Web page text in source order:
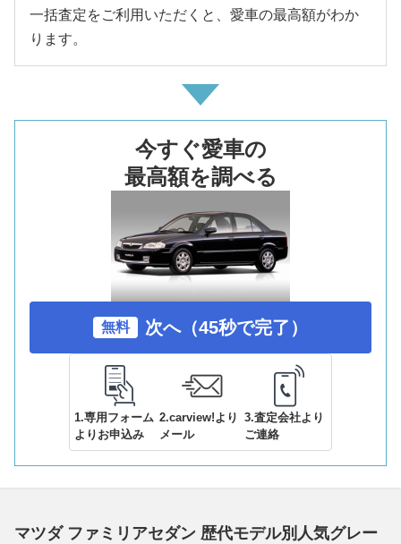
一括査定をご利用いただくと、愛車の最高額がわか
ります。
今すぐ愛車の
最高額を調べる
無料 次へ（45秒で完了）
1.専用フォーム
よりお申込み
2.carview!より
メール
3.査定会社より
ご連絡
マツダ ファミリアセダン 歴代モデル別人気グレー